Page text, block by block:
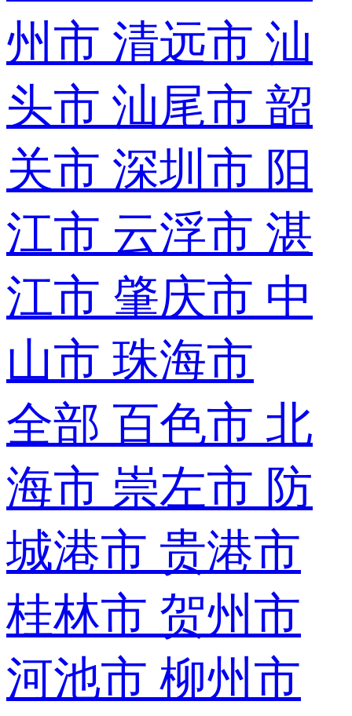
州市 清远市 汕
头市 汕尾市 韶
关市 深圳市 阳
江市 云浮市 湛
江市 肇庆市 中
山市 珠海市
全部 百色市 北
海市 崇左市 防
城港市 贵港市
桂林市 贺州市
河池市 柳州市